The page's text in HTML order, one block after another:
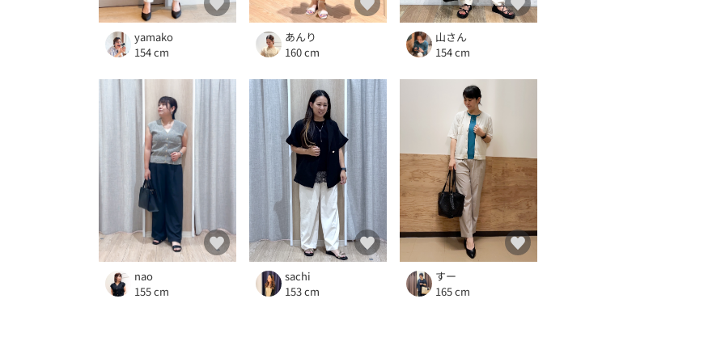
yamako
154 cm
あんり
160 cm
山さん
154 cm
nao
155 cm
sachi
153 cm
すー
165 cm